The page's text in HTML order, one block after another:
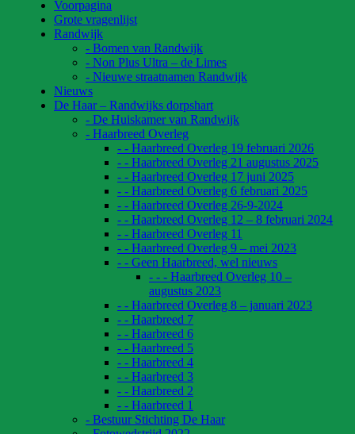
Voorpagina
Grote vragenlijst
Randwijk
- Bomen van Randwijk
- Non Plus Ultra – de Limes
- Nieuwe straatnamen Randwijk
Nieuws
De Haar – Randwijks dorpshart
- De Huiskamer van Randwijk
- Haarbreed Overleg
- - Haarbreed Overleg 19 februari 2026
- - Haarbreed Overleg 21 augustus 2025
- - Haarbreed Overleg 17 juni 2025
- - Haarbreed Overleg 6 februari 2025
- - Haarbreed Overleg 26-9-2024
- - Haarbreed Overleg 12 – 8 februari 2024
- - Haarbreed Overleg 11
- - Haarbreed Overleg 9 – mei 2023
- - Geen Haarbreed, wel nieuws
- - - Haarbreed Overleg 10 –
augustus 2023
- - Haarbreed Overleg 8 – januari 2023
- - Haarbreed 7
- - Haarbreed 6
- - Haarbreed 5
- - Haarbreed 4
- - Haarbreed 3
- - Haarbreed 2
- - Haarbreed 1
- Bestuur Stichting De Haar